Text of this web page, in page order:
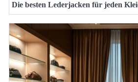
Die besten Lederjacken für jeden